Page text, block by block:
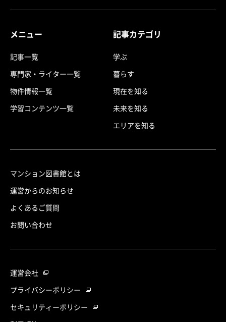
メニュー
記事一覧
専門家・ライター一覧
物件情報一覧
学習コンテンツ一覧
記事カテゴリ
学ぶ
暮らす
現在を知る
未来を知る
エリアを知る
マンション図書館とは
運営からのお知らせ
よくあるご質問
お問い合わせ
運営会社
プライバシーポリシー
セキュリティーポリシー